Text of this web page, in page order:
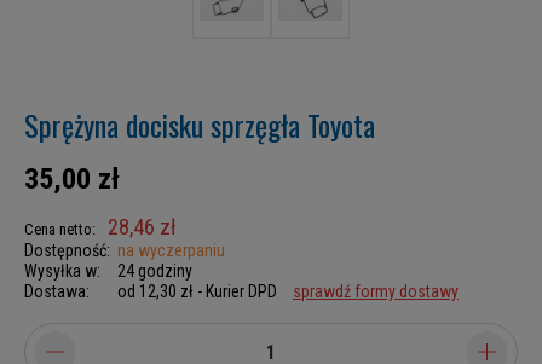
Sprężyna docisku sprzęgła Toyota
35,00 zł
Cena netto: 28,46 zł
Dostępność: na wyczerpaniu
Wysyłka w:
24 godziny
Dostawa:
od 12,30 zł - Kurier DPD sprawdź formy dostawy